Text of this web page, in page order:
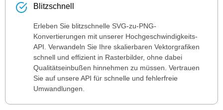
Blitzschnell
Erleben Sie blitzschnelle SVG-zu-PNG-
Konvertierungen mit unserer Hochgeschwindigkeits-
API. Verwandeln Sie Ihre skalierbaren Vektorgrafiken
schnell und effizient in Rasterbilder, ohne dabei
Qualitätseinbußen hinnehmen zu müssen. Vertrauen
Sie auf unsere API für schnelle und fehlerfreie
Umwandlungen.